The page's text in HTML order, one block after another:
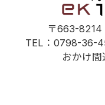
〒663-8214
TEL： 0798-36-
おかけ